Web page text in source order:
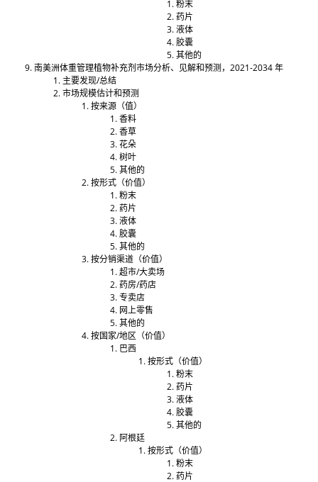
粉末
药片
液体
胶囊
其他的
南美洲体重管理植物补充剂市场分析、见解和预测，2021-2034 年
主要发现/总结
市场规模估计和预测
按来源（值）
香料
香草
花朵
树叶
其他的
按形式（价值）
粉末
药片
液体
胶囊
其他的
按分销渠道（价值）
超市/大卖场
药房/药店
专卖店
网上零售
其他的
按国家/地区（价值）
巴西
按形式（价值）
粉末
药片
液体
胶囊
其他的
阿根廷
按形式（价值）
粉末
药片